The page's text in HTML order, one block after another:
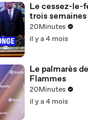
Le cessez-le-
trois semaines
20Minutes
il y a 4 mois
Le palmarès
Flammes
20Minutes
il y a 4 mois